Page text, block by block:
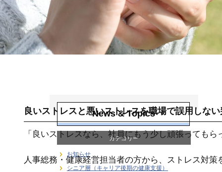
良いストレスと悪いストレスを職場で誤用しな
「良いストレスなら、社員にもう少し頑張っても
人事総務・健康経営担当者の方から、ストレス対
News & Topics
カテゴリー
お知らせ
シニア層（キャリア後期の健康支援）